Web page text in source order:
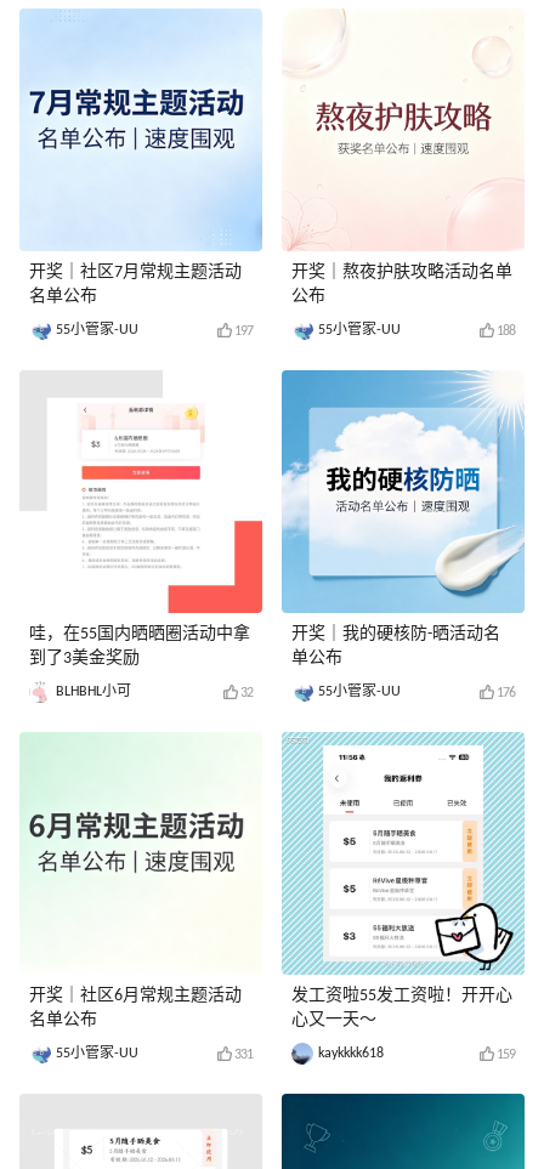
开奖｜社区7月常规主题活动
名单公布
55小管家-UU 197
哇，在55国内晒晒圈活动中拿
到了3美金奖励
BLHBHL小可 32
开奖｜社区6月常规主题活动
名单公布
55小管家-UU 331
开奖｜熬夜护肤攻略活动名单
公布
55小管家-UU 188
开奖｜我的硬核防-晒活动名
单公布
55小管家-UU 176
发工资啦55发工资啦！开开心
心又一天～
kaykkkk618 159